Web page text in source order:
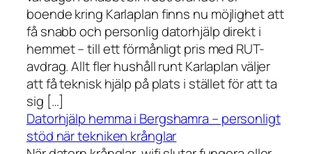
boende kring Karlaplan finns nu möjlighet att
få snabb och personlig datorhjälp direkt i
hemmet – till ett förmånligt pris med RUT-
avdrag. Allt fler hushåll runt Karlaplan väljer
att få teknisk hjälp på plats i stället för att ta
sig […]
Datorhjälp hemma i Bergshamra – personligt
stöd när tekniken krånglar